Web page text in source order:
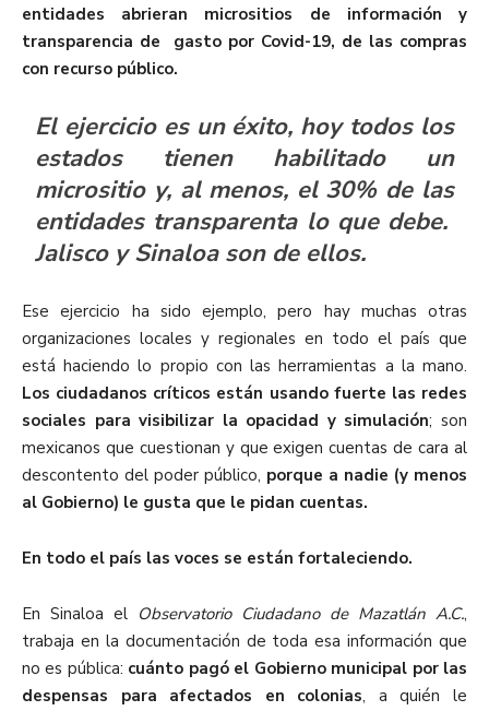
entidades abrieran micrositios de información y
transparencia de gasto por Covid-19, de las compras
con recurso público.
El ejercicio es un éxito, hoy todos los
estados tienen habilitado un
micrositio y, al menos, el 30% de las
entidades transparenta lo que debe.
Jalisco y Sinaloa son de ellos.
Ese ejercicio ha sido ejemplo, pero hay muchas otras
organizaciones locales y regionales en todo el país que
está haciendo lo propio con las herramientas a la mano.
Los ciudadanos críticos están usando fuerte las redes
sociales para visibilizar la opacidad y simulación; son
mexicanos que cuestionan y que exigen cuentas de cara al
descontento del poder público, porque a nadie (y menos
al Gobierno) le gusta que le pidan cuentas.
En todo el país las voces se están fortaleciendo.
En Sinaloa el Observatorio Ciudadano de Mazatlán A.C.,
trabaja en la documentación de toda esa información que
no es pública: cuánto pagó el Gobierno municipal por las
despensas para afectados en colonias, a quién le